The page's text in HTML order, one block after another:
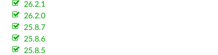
26.2.1
26.2.0
25.8.7
25.8.6
25.8.5